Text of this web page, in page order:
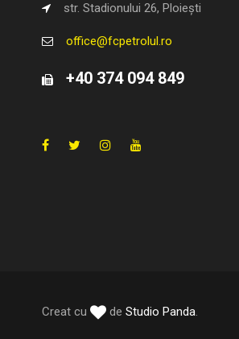
str. Stadionului 26, Ploiești
office@fcpetrolul.ro
+40 374 094 849
Creat cu de Studio Panda.